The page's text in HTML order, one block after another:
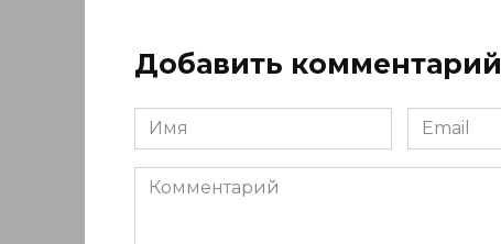
Добавить комментарий
Имя
*
Email
*
Комментарий